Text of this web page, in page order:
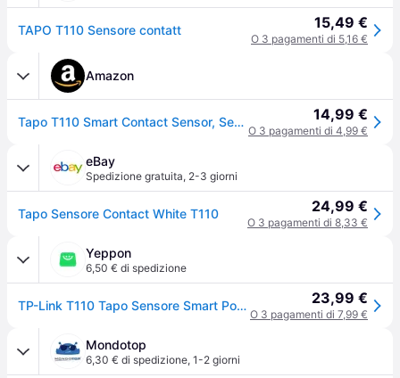
TAPO T110 Sensore contatt 15,49 €
O 3 pagamenti di 5,16 €
Amazon
Tapo T110 Smart Contact Sensor, Sensore di Contatto Intelligente, Domotica, Risparmio Energetico, Batteria Caricata, Avvisi di Intrusi, Hub Obbligatorio 14,99 €
O 3 pagamenti di 4,99 €
eBay
Spedizione gratuita, 2-3 giorni
Tapo Sensore Contact White T110 24,99 €
O 3 pagamenti di 8,33 €
Yeppon
6,50 € di spedizione
TP-Link T110 Tapo Sensore Smart Porta e Finestra Wireless 922 MHz Batteria CR2032 colore Bianco 23,99 €
O 3 pagamenti di 7,99 €
Mondotop
6,30 € di spedizione, 1-2 giorni